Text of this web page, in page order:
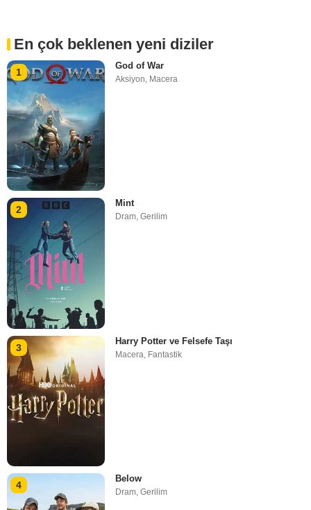
En çok beklenen yeni diziler
1
God of War
Aksiyon, Macera
2
Mint
Dram,Gerilim
3
Harry Potter ve Felsefe Taşı
Macera Fantastik
4
Below
Dram,Gerilim